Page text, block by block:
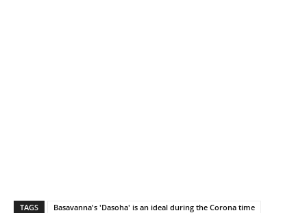
TAGS Basavanna's 'Dasoha' is an ideal during the Corona time